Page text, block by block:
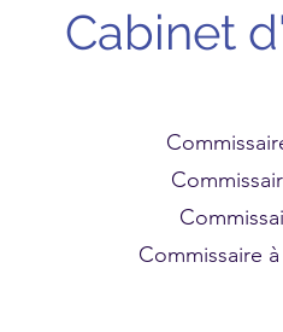
Cabinet
Commissaire